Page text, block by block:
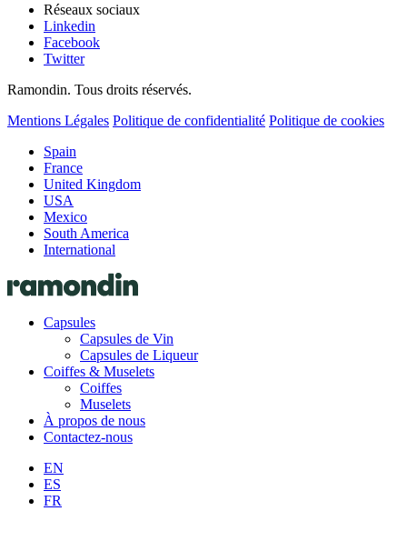
Réseaux sociaux
Linkedin
Facebook
Twitter
Ramondin. Tous droits réservés.
Mentions Légales Politique de confidentialité Politique de cookies
Spain
France
United Kingdom
USA
Mexico
South America
International
Capsules
Capsules de Vin
Capsules de Liqueur
Coiffes & Muselets
Coiffes
Muselets
À propos de nous
Contactez-nous
EN
ES
FR